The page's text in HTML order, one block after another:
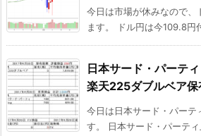
今日は市場が休みなので、
ます。 ドル円は今109.8円
日本サード・パーテ
楽天225ダブルベア保
今日は日本サード・パー
す。 日本サード・パーテ